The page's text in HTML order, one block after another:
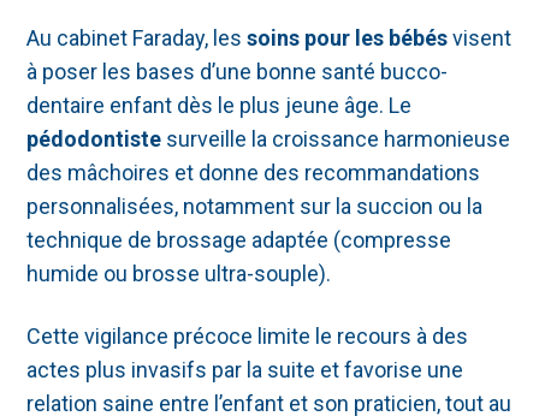
Au cabinet Faraday, lessoins pour les bébésvisent
à poser les bases d’une bonne santé bucco-
dentaire enfant dès le plus jeune âge. Le
pédodontiste surveille la croissance harmonieuse
des mâchoires et donne des recommandations
personnalisées, notamment sur la succion ou la
technique de brossage adaptée (compresse
humide ou brosse ultra-souple).
Cette vigilance précoce limite le recours à des
actes plus invasifs par la suite et favorise une
relation saine entre l’enfant et son praticien, tout au